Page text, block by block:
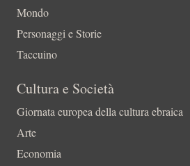
Mondo
Personaggi e Storie
Taccuino
Cultura e Società
Giornata europea della cultura ebraica
Arte
Economia